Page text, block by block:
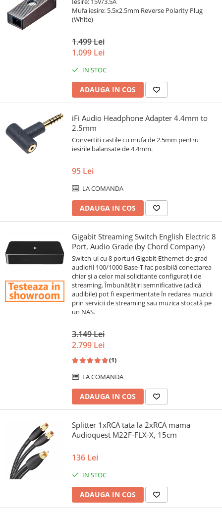
Mufa iesire: 5.5x2.5mm Reverse Polarity Plug
(White)
1.499 Lei
1.099 Lei
IN STOC
ADAUGA IN COS
iFi Audio Headphone Adapter 4.4mm to
2.5mm
Convertiti castile cu mufa de 2.5mm pentru
iesirile balansate de 4.4mm.
95 Lei
LA COMANDA
ADAUGA IN COS
Gigabit Streaming Switch English Electric 8
Port, Audio Grade (by Chord Company)
Switch-ul cu 8 porturi Gigabit Ethernet de grad
audiofil 100/1000 Base-T fac posibilă conectarea
chiar și a celor mai solicitante configurații de
streaming. Îmbunătățiri semnificative (adică
audibile) pot fi experimentate în redarea muzicii
prin servicii de streaming sau muzica stocată pe
un NAS.
3.149 Lei
2.799 Lei
(1)
LA COMANDA
ADAUGA IN COS
Splitter 1xRCA tata la 2xRCA mama
Audioquest M22F-FLX-X, 15cm
136 Lei
IN STOC
ADAUGA IN COS